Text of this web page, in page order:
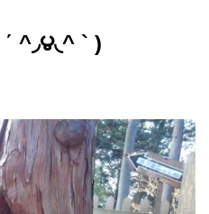
^◞౪◟^ ` )